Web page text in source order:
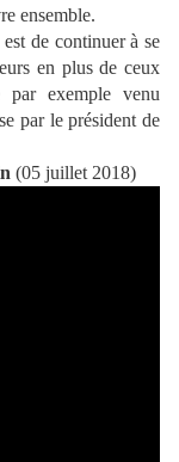
ensemble.
de continuer à se
en plus de ceux
exemple venu
par le président de
(05 juillet 2018)